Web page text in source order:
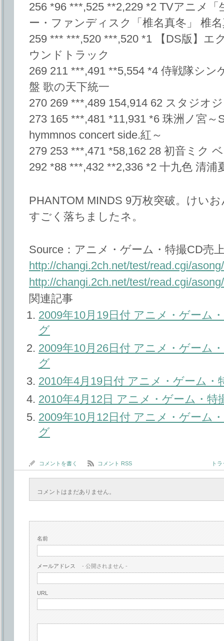
256 *96 ***,525 **2,229 *2 TVアニメ
ー・ファンディスク「椎名真冬」 椎
259 *** ***,520 ***,520 *1 【DS版】エ
ウンドトラック
269 211 ***,491 **5,554 *4 侍戦隊シン
盤 歌の天下統一
270 269 ***,489 154,914 62 スタジオ
273 165 ***,481 *11,931 *6 珠洲ノ宮～
hymmnos concert side.紅～
279 253 ***,471 *58,162 28 初音ミク
292 *88 ***,432 **2,336 *2 十九色 清浦
PHANTOM MINDS 9万枚突破。けい
すごく落ちましたネ。
Source：アニメ・ゲーム・特撮CD売
http://changi.2ch.net/test/read.cgi/
http://changi.2ch.net/test/read.cgi/
関連記事
2009年10月19日付 アニメ・ゲーム
グ
2009年10月26日付 アニメ・ゲーム
グ
2010年4月19日付 アニメ・ゲーム
2010年4月12日 アニメ・ゲーム・
2009年10月12日付 アニメ・ゲーム
グ
コメントを書く コメント RSS ト
コメントはまだありません。
名前
メールアドレス - 公開されません -
URL